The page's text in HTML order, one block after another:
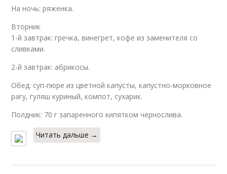
На ночь: ряженка.
Вторник
1-й завтрак: гречка, винегрет, кофе из заменителя со
сливками.
2-й завтрак: абрикосы.
Обед: суп-пюре из цветной капусты, капустно-морковное
рагу, гуляш куриный, компот, сухарик.
Полдник: 70 г запаренного кипятком чернослива.
Читать дальше →